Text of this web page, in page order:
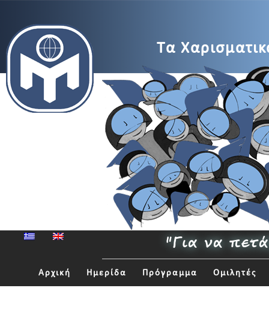
MENSA
Τα
Μουσικής
Αθηνών
"Για να
Αρχική Ημερίδα Πρόγραμμα Ομιλητές